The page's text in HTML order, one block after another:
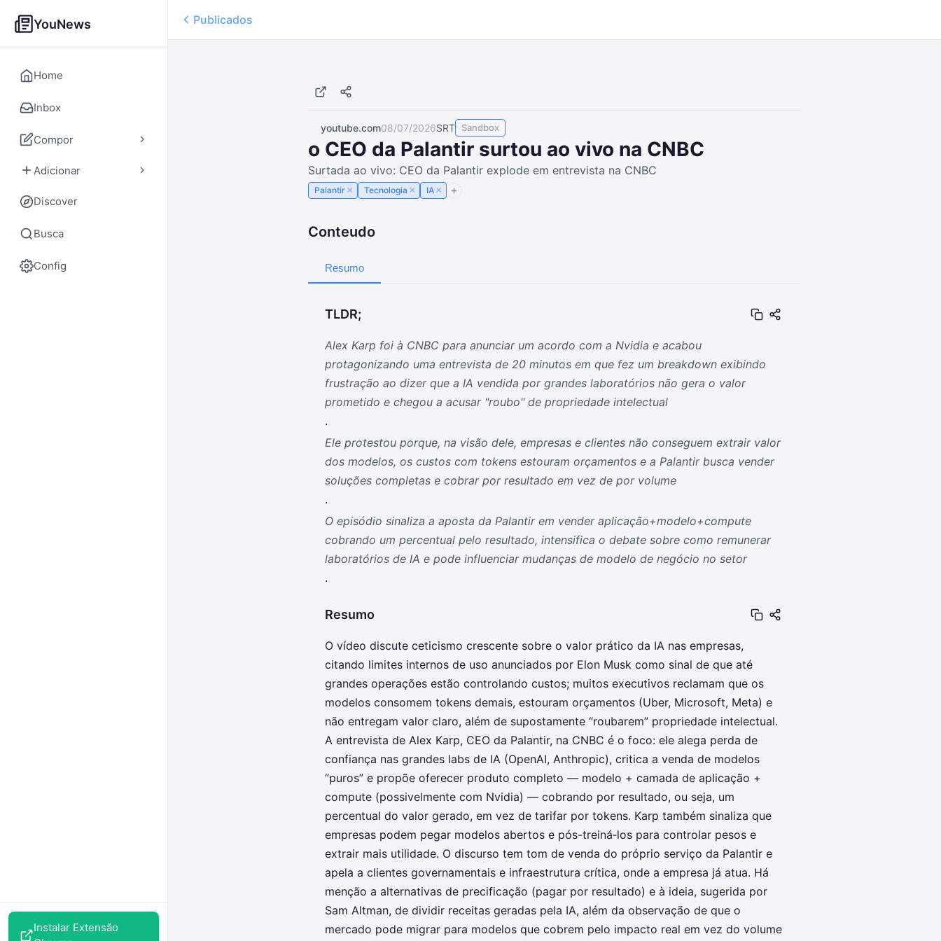
YouNews
Home
Inbox
Compor
Adicionar
Discover
Busca
Config
Instalar Extensão
Publicados
youtube.com08/07/2026SRT Sandbox
o CEO da Palantir surtou ao vivo na CNBC
Surtada ao vivo: CEO da Palantir explode em entrevista na CNBC
Palantir × Tecnologia × IA ×
Conteudo
Resumo
TLDR;
Alex Karp foi à CNBC para anunciar um acordo com a Nvidia e acabou
protagonizando uma entrevista de 20 minutos em que fez um breakdown exibindo
frustração ao dizer que a IA vendida por grandes laboratórios não gera o valor
prometido e chegou a acusar "roubo" de propriedade intelectual
.
Ele protestou porque, na visão dele, empresas e clientes não conseguem extrair valor
dos modelos, os custos com tokens estouram orçamentos e a Palantir busca vender
soluções completas e cobrar por resultado em vez de por volume
.
O episódio sinaliza a aposta da Palantir em vender aplicação+modelo+compute
cobrando um percentual pelo resultado, intensifica o debate sobre como remunerar
laboratórios de IA e pode influenciar mudanças de modelo de negócio no setor
.
Resumo
O vídeo discute ceticismo crescente sobre o valor prático da IA nas empresas,
citando limites internos de uso anunciados por Elon Musk como sinal de que até
grandes operações estão controlando custos; muitos executivos reclamam que os
modelos consomem tokens demais, estouram orçamentos (Uber, Microsoft, Meta) e
não entregam valor claro, além de supostamente “roubarem” propriedade intelectual.
A entrevista de Alex Karp, CEO da Palantir, na CNBC é o foco: ele alega perda de
confiança nas grandes labs de IA (OpenAI, Anthropic), critica a venda de modelos
“puros” e propõe oferecer produto completo — modelo + camada de aplicação +
compute (possivelmente com Nvidia) — cobrando por resultado, ou seja, um
percentual do valor gerado, em vez de tarifar por tokens. Karp também sinaliza que
empresas podem pegar modelos abertos e pós-treiná‑los para controlar pesos e
extrair mais utilidade. O discurso tem tom de venda do próprio serviço da Palantir e
apela a clientes governamentais e infraestrutura crítica, onde a empresa já atua. Há
menção a alternativas de precificação (pagar por resultado) e à ideia, sugerida por
Sam Altman, de dividir receitas geradas pela IA, além da observação de que o
mercado pode migrar para modelos que cobrem pelo impacto real em vez do volume